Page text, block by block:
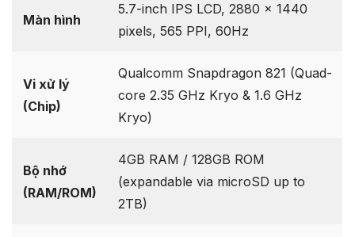
Màn hình
5.7-inch IPS LCD, 2880 x 1440
pixels, 565 PPI, 60Hz
Vi xử lý
(Chip)
Qualcomm Snapdragon 821 (Quad-
core 2.35 GHz Kryo & 1.6 GHz
Kryo)
Bộ nhớ
(RAM/ROM)
4GB RAM / 128GB ROM
(expandable via microSD up to
2TB)